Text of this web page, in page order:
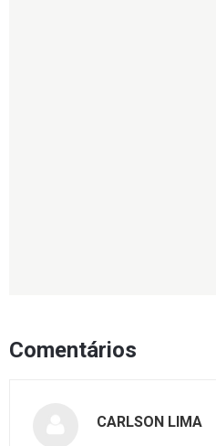
Comentários
CARLSON LIMA